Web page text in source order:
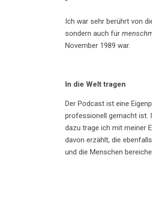
Ich war sehr berührt von
sondern auch für
November 1989 war.
In die Welt tragen
Der Podcast ist eine
professionell gemacht ist.
dazu trage ich mit meiner
davon erzählt, die
und die Menschen